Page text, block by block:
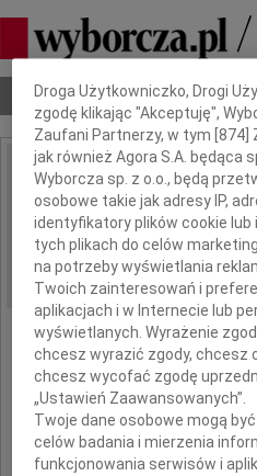
Nekrologi Odeszli Poradnik
IMIĘ I NAZWISKO:
REGION: Zielona Góra
DATA EMISJI: 09.12.2015
Dbamy o Twoją prywatność
Droga Użytkowniczko, Drogi
zgodę klikając "Akceptuję",
Zaufani Partnerzy, w tym [874
jak również Agora S.A. będąca
Wyborcza sp. z o.o., będą
osobowe takie jak adresy IP,
identyfikatory plików cookie
tych plikach do celów
na potrzeby wyświetlania
Twoich zainteresowań i
aplikacjach i w Internecie lub
wyświetlanych. Wyrażenie
chcesz wyrazić zgody, chcesz
chcesz wycofać zgodę
„Ustawień Zaawansowanych”.
Twoje dane osobowe mogą
celów badania i mierzenia
funkcjonowania serwisów i